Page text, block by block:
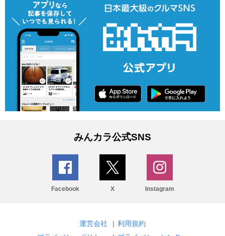
みんカラ公式SNS
Facebook X Instagram
運営会社 | 利用規約